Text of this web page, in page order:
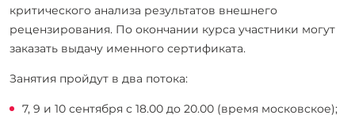
критического анализа результатов внешнего
рецензирования. По окончании курса участники могут
заказать выдачу именного сертификата.
Занятия пройдут в два потока:
7, 9 и 10 сентября с 18.00 до 20.00 (время московское);